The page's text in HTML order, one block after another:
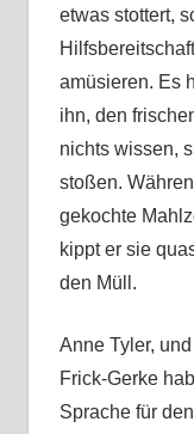
etwas stottert,
amüsieren. Es
ihn, den
nichts wissen,
stoßen.
gekochte
kippt er sie
den Müll.
Anne Tyler,
Frick-Gerke
Sprache für